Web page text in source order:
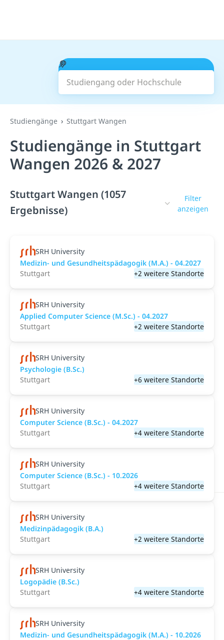
Studiengang oder Hochschule
Suchen
Studiengänge Stuttgart Wangen
Studiengänge in Stuttgart
Wangen 2026 & 2027
Stuttgart Wangen (1057
Ergebnisse)
Filter
anzeigen
SRH University
Medizin- und Gesundheitspädagogik (M.A.) - 04.2027
Stuttgart
+2 weitere Standorte
SRH University
Applied Computer Science (M.Sc.) - 04.2027
Stuttgart
+2 weitere Standorte
SRH University
Psychologie (B.Sc.)
Stuttgart
+6 weitere Standorte
SRH University
Computer Science (B.Sc.) - 04.2027
Stuttgart
+4 weitere Standorte
SRH University
Computer Science (B.Sc.) - 10.2026
Stuttgart
+4 weitere Standorte
SRH University
Medizinpädagogik (B.A.)
Stuttgart
+2 weitere Standorte
SRH University
Logopädie (B.Sc.)
Stuttgart
+4 weitere Standorte
SRH University
Medizin- und Gesundheitspädagogik (M.A.) - 10.2026